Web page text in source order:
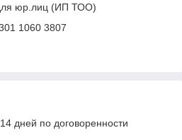
юр.лиц (ИП ТОО)
1060 3807
дней по договоренности